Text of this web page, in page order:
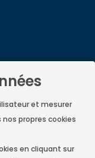
et mesurer
propres cookies
en cliquant sur